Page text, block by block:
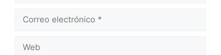
Correo
electrónico
Web